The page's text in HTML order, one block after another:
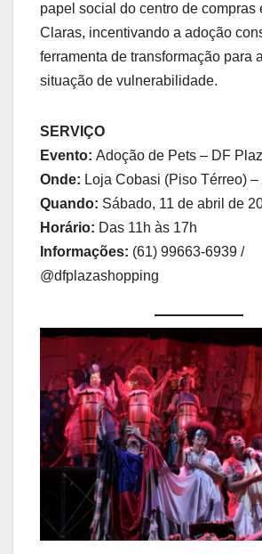
papel social do centro de compras
Claras, incentivando a adoção
ferramenta de transformação para
situação de vulnerabilidade.
SERVIÇO
Evento: Adoção de Pets – DF
Onde: Loja Cobasi (Piso Térreo)
Quando: Sábado, 11 de abril de
Horário: Das 11h às 17h
Informações: (61) 99663-6939 /
@dfplazashopping